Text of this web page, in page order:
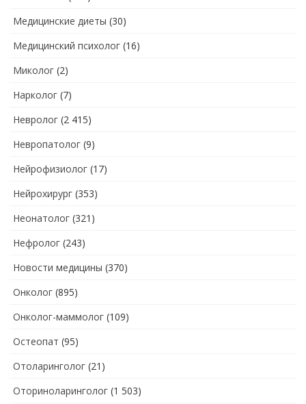
Медицинские диеты (30)
Медицинский психолог (16)
Миколог (2)
Нарколог (7)
Невролог (2 415)
Невропатолог (9)
Нейрофизиолог (17)
Нейрохирург (353)
Неонатолог (321)
Нефролог (243)
Новости медицины (370)
Онколог (895)
Онколог-маммолог (109)
Остеопат (95)
Отоларинголог (21)
Оториноларинголог (1 503)